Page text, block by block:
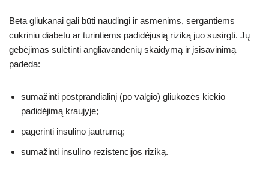
Beta gliukanai gali būti naudingi ir asmenims, sergantiems
cukriniu diabetu ar turintiems padidėjusią riziką juo susirgti. Jų
gebėjimas sulėtinti angliavandenių skaidymą ir įsisavinimą
padeda:
sumažinti postprandialinį (po valgio) gliukozės kiekio
padidėjimą kraujyje;
pagerinti insulino jautrumą;
sumažinti insulino rezistencijos riziką.